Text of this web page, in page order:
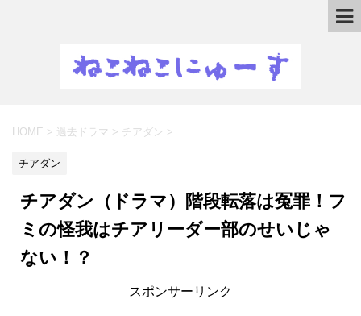
HOME > 過去ドラマ > チアダン >
チアダン
チアダン（ドラマ）階段転落は冤罪！フ
ミの怪我はチアリーダー部のせいじゃ
ない！？
スポンサーリンク